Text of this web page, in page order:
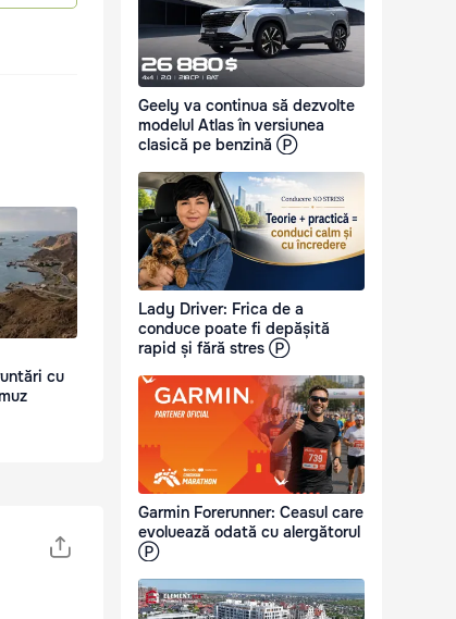
cu
Geely va continua să dezvolte
modelul Atlas în versiunea
clasică pe benzină Ⓟ
Lady Driver: Frica de a
conduce poate fi depășită
rapid și fără stres Ⓟ
Garmin Forerunner: Ceasul care
evoluează odată cu alergătorul
Ⓟ